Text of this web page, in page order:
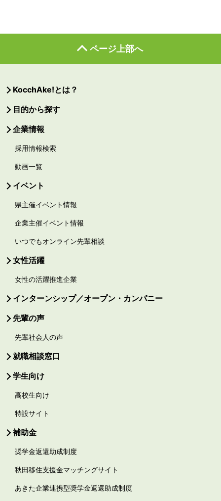
ページ上部へ
KocchAke!とは？
目的から探す
企業情報
採用情報検索
動画一覧
イベント
県主催イベント情報
企業主催イベント情報
いつでもオンライン先輩相談
女性活躍
女性の活躍推進企業
インターンシップ／オープン・カンパニー
先輩の声
先輩社会人の声
就職相談窓口
学生向け
高校生向け
特設サイト
補助金
奨学金返還助成制度
秋田移住支援金マッチングサイト
あきた企業連携型奨学金返還助成制度